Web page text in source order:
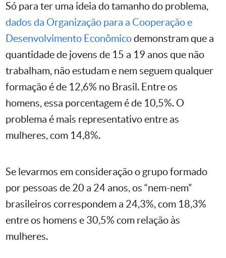
Só para ter uma ideia do tamanho do problema,
dados da Organização para a Cooperação e
Desenvolvimento Econômicodemonstram que a
quantidade de jovens de 15 a 19 anos que não
trabalham, não estudam e nem seguem qualquer
formação é de 12,6% no Brasil. Entre os
homens, essa porcentagem é de 10,5%. O
problema é mais representativo entre as
mulheres, com 14,8%.
Se levarmos em consideração o grupo formado
por pessoas de 20 a 24 anos, os “nem-nem”
brasileiros correspondem a 24,3%, com 18,3%
entre os homens e 30,5% com relação às
mulheres.